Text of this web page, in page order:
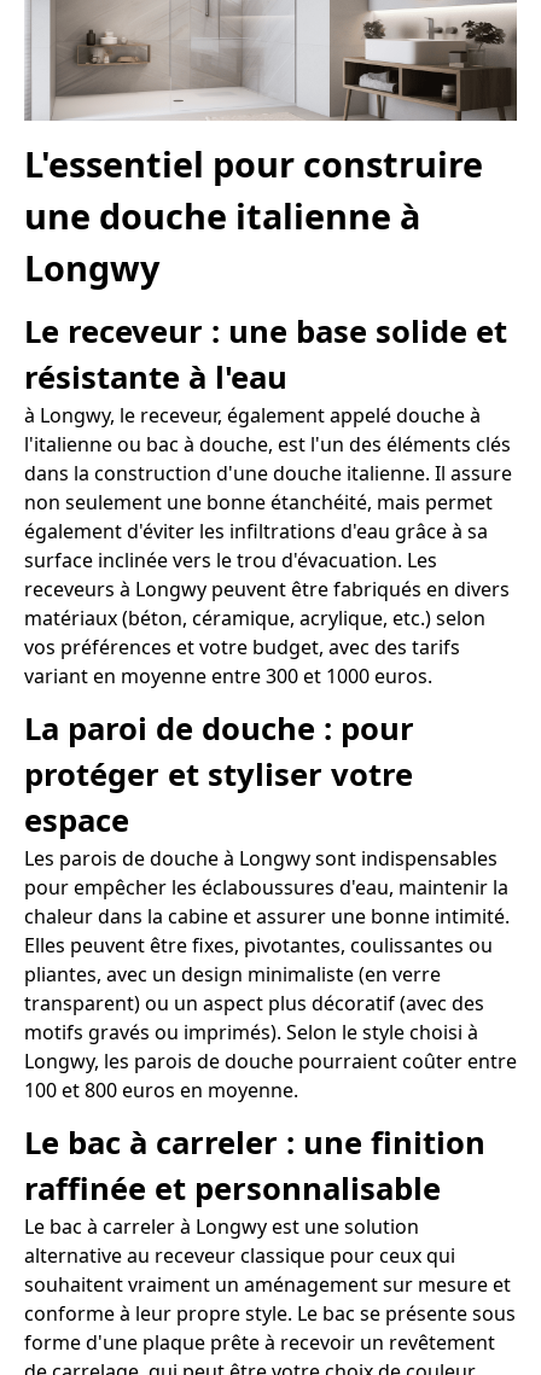
L'essentiel pour construire
une douche italienne à
Longwy
Le receveur : une base solide et
résistante à l'eau
à Longwy, le receveur, également appelé douche à
l'italienne ou bac à douche, est l'un des éléments clés
dans la construction d'une douche italienne. Il assure
non seulement une bonne étanchéité, mais permet
également d'éviter les infiltrations d'eau grâce à sa
surface inclinée vers le trou d'évacuation. Les
receveurs à Longwy peuvent être fabriqués en divers
matériaux (béton, céramique, acrylique, etc.) selon
vos préférences et votre budget, avec des tarifs
variant en moyenne entre 300 et 1000 euros.
La paroi de douche : pour
protéger et styliser votre
espace
Les parois de douche à Longwy sont indispensables
pour empêcher les éclaboussures d'eau, maintenir la
chaleur dans la cabine et assurer une bonne intimité.
Elles peuvent être fixes, pivotantes, coulissantes ou
pliantes, avec un design minimaliste (en verre
transparent) ou un aspect plus décoratif (avec des
motifs gravés ou imprimés). Selon le style choisi à
Longwy, les parois de douche pourraient coûter entre
100 et 800 euros en moyenne.
Le bac à carreler : une finition
raffinée et personnalisable
Le bac à carreler à Longwy est une solution
alternative au receveur classique pour ceux qui
souhaitent vraiment un aménagement sur mesure et
conforme à leur propre style. Le bac se présente sous
forme d'une plaque prête à recevoir un revêtement